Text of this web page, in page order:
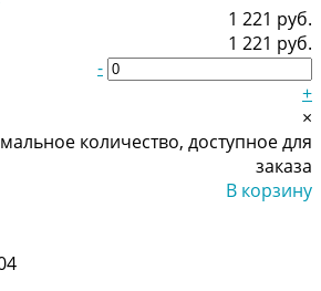
1 221 руб.
1 221 руб.
-
+
×
количество, доступное для
заказа
В корзину